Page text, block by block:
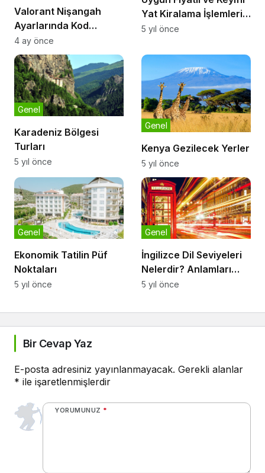
Valorant Nişangah
Ayarlarında Kod
Kullanımı ve Avantajları
4 ay önce
Yat Kiralama İşlemleri
NavieraYachting ile
5 yıl önce
Karadeniz Bölgesi
Turları
Genel
5 yıl önce
Kenya Gezilecek Yerler
Genel
5 yıl önce
Ekonomik Tatilin Püf
Noktaları
Genel
5 yıl önce
İngilizce Dil Seviyeleri
Nelerdir? Anlamları
Nedir?
Genel
5 yıl önce
Bir Cevap Yaz
E-posta adresiniz yayınlanmayacak. Gerekli alanlar
* ile işaretlenmişlerdir
YORUMUNUZ *